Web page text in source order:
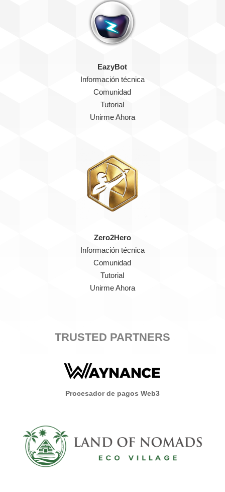
EazyBot
Información técnica
Comunidad
Tutorial
Unirme Ahora
Zero2Hero
Información técnica
Comunidad
Tutorial
Unirme Ahora
TRUSTED PARTNERS
Procesador de pagos Web3